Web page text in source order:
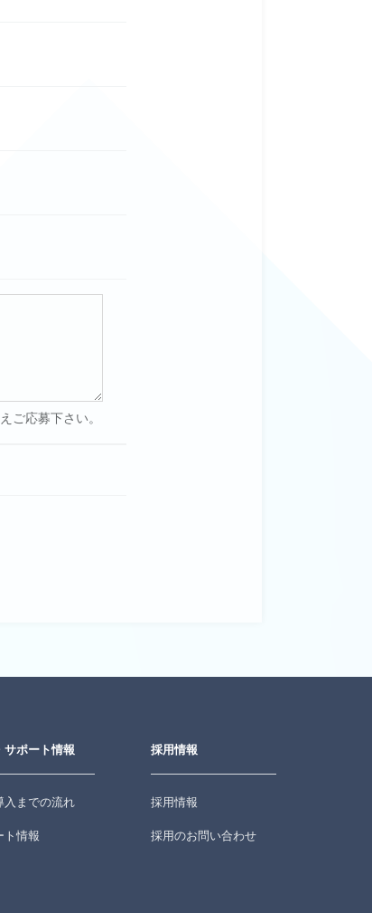
ご応募下さい。
サポート情報
入までの流れ
ト情報
採用情報
採用情報
採用のお問い合わせ